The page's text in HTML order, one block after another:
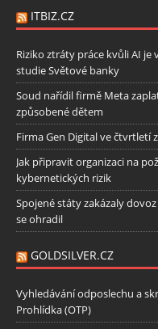
ITBIZ.CZ
Riziko ztráty práce kvůli AI
studie Světové banky
Soud nařídil firmě Meta
způsobené dětem
Firma Gen Digital ve čtvrtletí
Jak připravit organizaci na
kybernetických rizik
Spojené státy zakázaly
se ohradil
GOLDSILVER.CZ
Vyhledávání odposlechu a
Prohlídka (OTP)